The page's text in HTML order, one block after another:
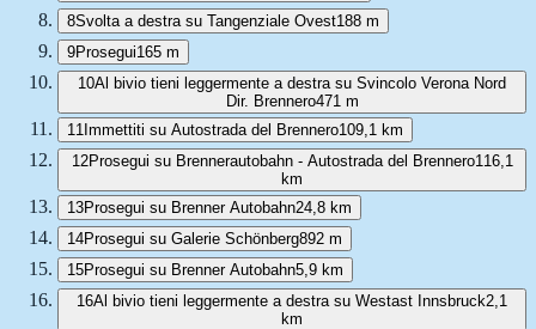
8Svolta a destra su Tangenziale Ovest188 m
9Prosegui165 m
10Al bivio tieni leggermente a destra su Svincolo Verona Nord
Dir. Brennero471 m
11 Immettiti su Autostrada del Brennero109,1 km
12Prosegui su Brennerautobahn - Autostrada del Brennero116,1
km
13Prosegui su Brenner Autobahn24,8 km
14Prosegui su Galerie Schönberg892 m
15Prosegui su Brenner Autobahn5,9 km
16Al bivio tieni leggermente a destra su Westast Innsbruck2,1
km